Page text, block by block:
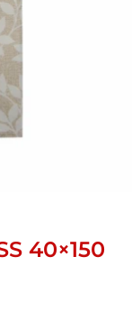
40×150